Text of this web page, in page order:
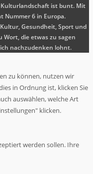
Kulturlandschaft ist bunt. Mit
Nummer 6 in Europa.
Gesundheit, Sport und
Wort, die etwas zu sagen
nachzudenken lohnt.
zu können, nutzen wir
in Ordnung ist, klicken Sie
auswählen, welche Art
klicken.
werden sollen. Ihre